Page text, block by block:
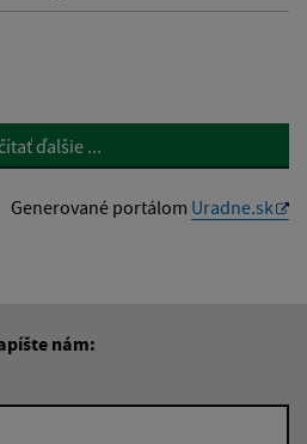
ďalšie ...
Generované portálom Uradne.sk
nám: